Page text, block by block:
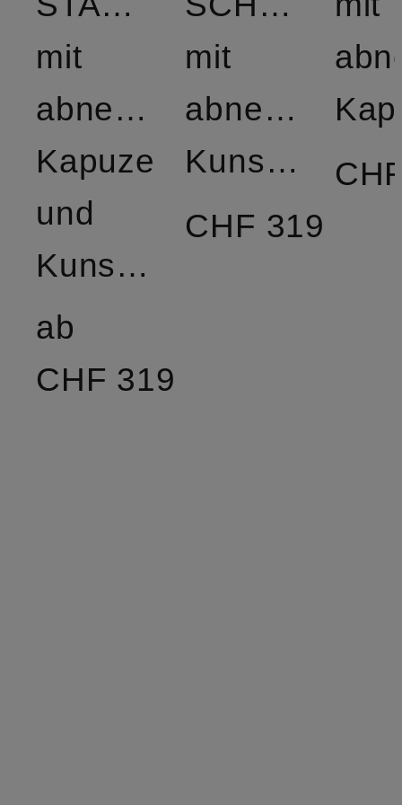
mit
abnehmbarer
Kapuze
und
Kunstfellbesatz
ab
CHF 319
mit
Kunstfell
CHF 319